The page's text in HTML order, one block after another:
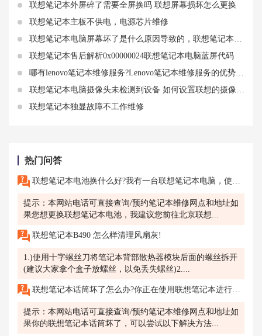
联想笔记本外屏碎了需要全屏换吗 联想屏幕损坏怎么更换
联想笔记本主板不供电，电源芯片维修
联想笔记本电脑屏幕坏了是什么原因导致的，联想笔记本屏幕坏了怎么修
联想笔记本售后解析0x00000024联想笔记本电脑蓝屏代码
哪有lenovo笔记本维修服务?Lenovo笔记本维修服务的优势和选择方法
联想笔记本电脑摄像头未检测到设备 如何设置联想的摄像头功能
联想笔记本独显故障不工作维修
热门问答
联想笔记本电池换什么好?我有一台联想笔记本电脑，使用了几年后发现电池续航时间明显变短，想更换一个新的电池。请问北京联想售后维修服务网点有哪些可靠的电池推荐?
提示：本网站电话可直接查询/预约笔记本维修网点和地址如
果您想更换联想笔记本电池，我建议您前往北京联想...
联想笔记本B490 怎么样清理风扇灰!
1.)使用十字螺丝刀将笔记本背部散热器模块后面的螺丝拆开
(建议大家拿个盒子放螺丝，以免丢失螺丝)2....
联想笔记本话筒坏了怎么办?你正在使用联想笔记本进行视频会议，突然发现话筒无法正常工作，对方无法听到你的声音。
提示：本网站电话可直接查询/预约笔记本维修网点和地址如
果你的联想笔记本话筒坏了，可以尝试以下解决方法...